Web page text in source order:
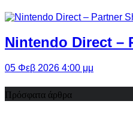
Nintendo Direct –
05 Φεβ 2026 4:00 μμ
Πρόσφατα άρθρα